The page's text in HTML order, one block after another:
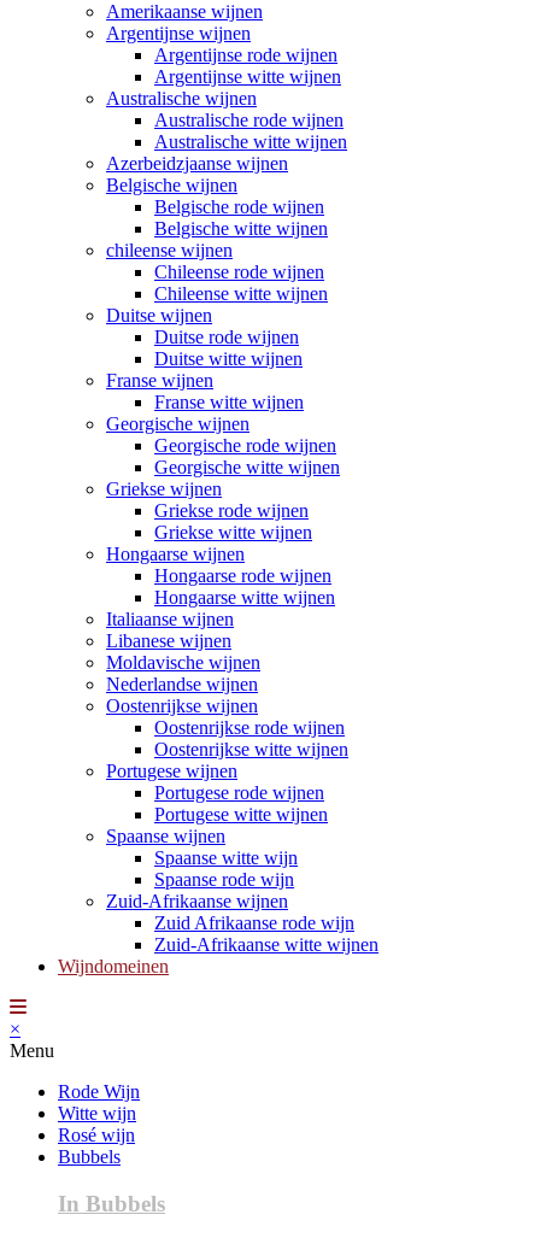
Amerikaanse wijnen
Argentijnse wijnen
Argentijnse rode wijnen
Argentijnse witte wijnen
Australische wijnen
Australische rode wijnen
Australische witte wijnen
Azerbeidzjaanse wijnen
Belgische wijnen
Belgische rode wijnen
Belgische witte wijnen
chileense wijnen
Chileense rode wijnen
Chileense witte wijnen
Duitse wijnen
Duitse rode wijnen
Duitse witte wijnen
Franse wijnen
Franse witte wijnen
Georgische wijnen
Georgische rode wijnen
Georgische witte wijnen
Griekse wijnen
Griekse rode wijnen
Griekse witte wijnen
Hongaarse wijnen
Hongaarse rode wijnen
Hongaarse witte wijnen
Italiaanse wijnen
Libanese wijnen
Moldavische wijnen
Nederlandse wijnen
Oostenrijkse wijnen
Oostenrijkse rode wijnen
Oostenrijkse witte wijnen
Portugese wijnen
Portugese rode wijnen
Portugese witte wijnen
Spaanse wijnen
Spaanse witte wijn
Spaanse rode wijn
Zuid-Afrikaanse wijnen
Zuid Afrikaanse rode wijn
Zuid-Afrikaanse witte wijnen
Wijndomeinen
×
Menu
Rode Wijn
Witte wijn
Rosé wijn
Bubbels
In Bubbels